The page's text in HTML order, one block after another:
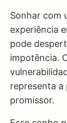
Sonhar com
experiência
pode
impotência.
representa a
promissor.